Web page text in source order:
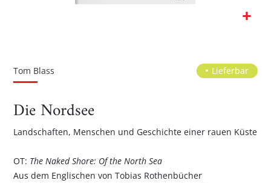
Bildgalerie
Tom Blass Lieferbar
Die Nordsee
Landschaften, Menschen und Geschichte einer rauen Küste
OT: The Naked Shore: Of the North Sea
Aus dem Englischen von Tobias Rothenbücher